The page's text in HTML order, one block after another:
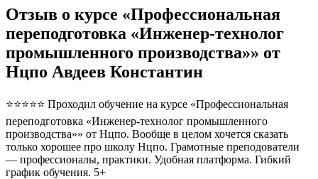
Отзыв о курсе «Профессиональная
переподготовка «Инженер-технолог
промышленного производства»» от
Нцпо Авдеев Константин
⭐⭐⭐⭐⭐ Проходил обучение на курсе «Профессиональная
переподготовка «Инженер-технолог промышленного
производства»» от Нцпо. Вообще в целом хочется сказать
только хорошее про школу Нцпо. Грамотные преподователи
— профессионалы, практики. Удобная платформа. Гибкий
график обучения. 5+